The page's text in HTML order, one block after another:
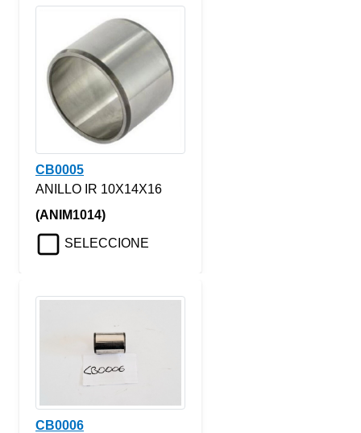
CB0005
ANILLO IR 10X14X16
(ANIM1014)
SELECCIONE
CB0006